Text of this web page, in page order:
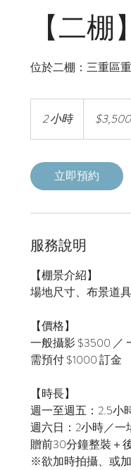
【二
位於二棚：三重區
2 小時2
小
$3,500
立即預約
服務說明
【棚景介紹】
場地尺寸、布景道
【價格】
一般攝影 $3500 ／
需預付 $1000 訂金
【時長】
週一至週五：2.5小
週六日：2小時／一
贈前30分鐘整裝＋
※欲加時拍攝、或